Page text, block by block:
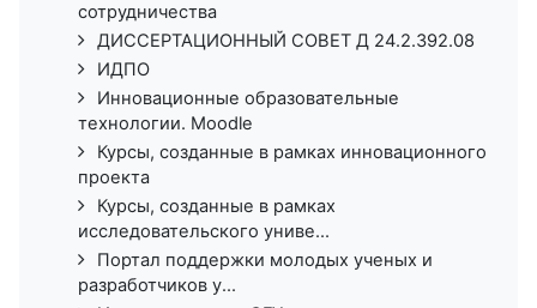
сотрудничества
ДИССЕРТАЦИОННЫЙ СОВЕТ Д 24.2.392.08
ИДПО
Инновационные образовательные
технологии. Moodle
Курсы, созданные в рамках инновационного
проекта
Курсы, созданные в рамках
исследовательского униве...
Портал поддержки молодых ученых и
разработчиков у...